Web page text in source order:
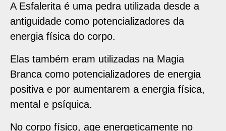
A Esfalerita é uma pedra utilizada desde a
antiguidade como potencializadores da
energia física do corpo.
Elas também eram utilizadas na Magia
Branca como potencializadores de energia
positiva e por aumentarem a energia física,
mental e psíquica.
No corpo físico, age energeticamente no